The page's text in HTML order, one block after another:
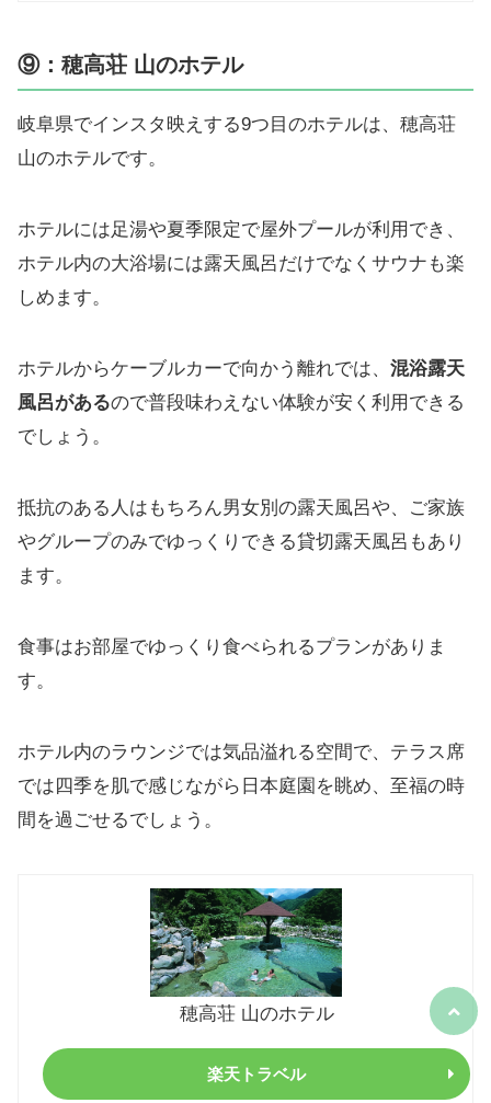
⑨：穂高荘 山のホテル
岐阜県でインスタ映えする9つ目のホテルは、穂高荘
山のホテルです。
ホテルには足湯や夏季限定で屋外プールが利用でき、
ホテル内の大浴場には露天風呂だけでなくサウナも楽
しめます。
ホテルからケーブルカーで向かう離れでは、 混浴露天
風呂があるので普段味わえない体験が安く利用できる
でしょう。
抵抗のある人はもちろん男女別の露天風呂や、ご家族
やグループのみでゆっくりできる貸切露天風呂もあり
ます。
食事はお部屋でゆっくり食べられるプランがありま
す。
ホテル内のラウンジでは気品溢れる空間で、テラス席
では四季を肌で感じながら日本庭園を眺め、至福の時
間を過ごせるでしょう。
穂高荘 山のホテル
楽天トラベル